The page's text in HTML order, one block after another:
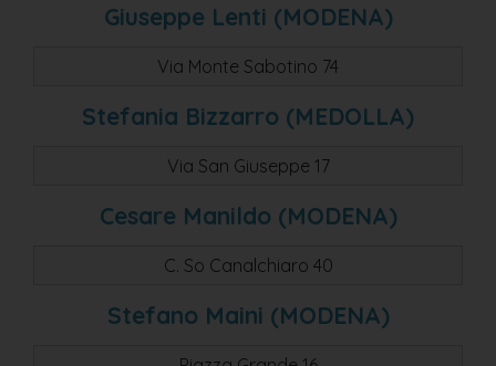
serramazzoni
castelnuovo rangone
Giuseppe Lenti (MODENA)
Via Monte Sabotino 74
Stefania Bizzarro (MEDOLLA)
Via San Giuseppe 17
Cesare Manildo (MODENA)
C. So Canalchiaro 40
Stefano Maini (MODENA)